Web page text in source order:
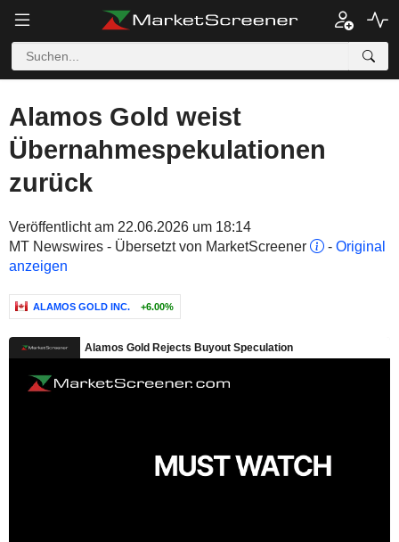
Alamos Gold weist
Übernahmespekulationen
zurück
Veröffentlicht am 22.06.2026 um 18:14
MT Newswires - Übersetzt von MarketScreener
- Original
anzeigen
ALAMOS GOLD INC. +6.00%